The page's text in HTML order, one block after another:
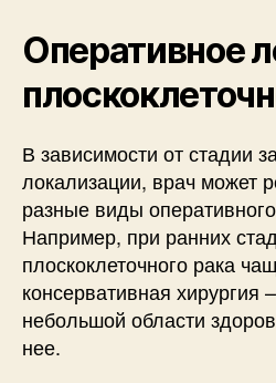
Оперативное
В зависимости от стадии
локализации, врач может
разные виды
Например, при ранних
плоскоклеточного рака
консервативная хирургия
небольшой области
нее.